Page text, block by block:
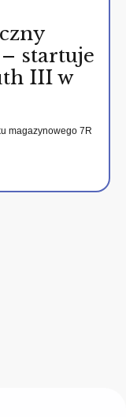
startuje
III w
magazynowego 7R